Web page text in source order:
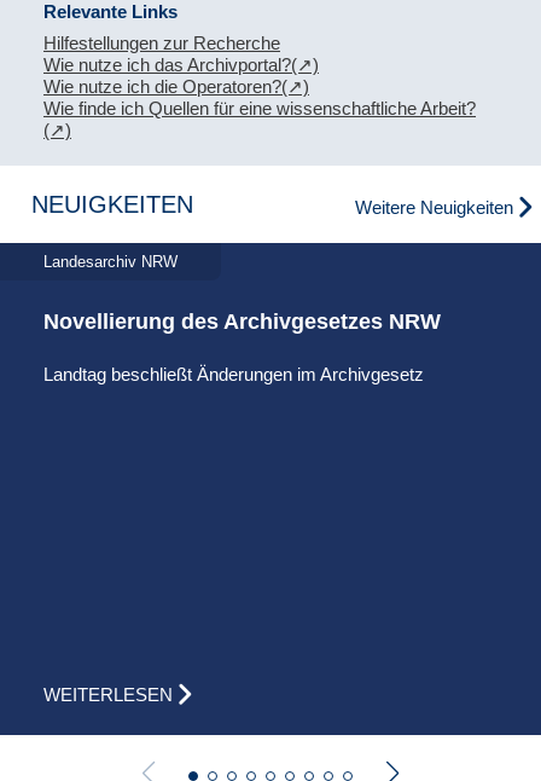
Relevante Links
Hilfestellungen zur Recherche
Wie nutze ich das Archivportal?
Wie nutze ich die Operatoren?
Wie finde ich Quellen für eine wissenschaftliche Arbeit?
NEUIGKEITEN Weitere Neuigkeiten
Landesarchiv NRW
Novellierung des Archivgesetzes NRW
Landtag beschließt Änderungen im Archivgesetz
WEITERLESEN